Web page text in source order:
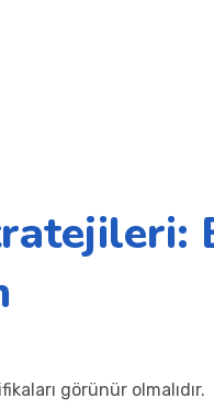
görünür olmalıdır.